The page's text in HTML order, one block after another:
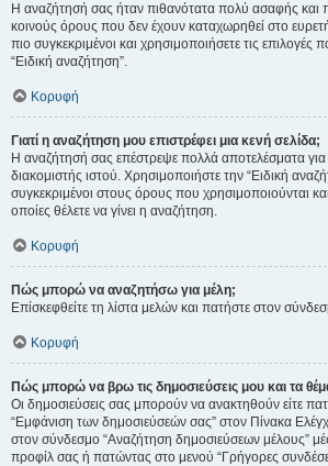
Η αναζήτησή σας ήταν πιθανότατα πολύ ασαφής και
κοινούς όρους που δεν έχουν καταχωρηθεί στο
πιο συγκεκριμένοι και χρησιμοποιήσετε τις επιλογές
“Ειδική αναζήτηση”.
Κορυφή
Γιατί η αναζήτηση μου επιστρέφει μια κενή σελίδα;
Η αναζήτησή σας επέστρεψε πολλά αποτελέσματα για
διακομιστής ιστού. Χρησιμοποιήστε την “Ειδική
συγκεκριμένοι στους όρους που χρησιμοποιούνται και
οποίες θέλετε να γίνει η αναζήτηση.
Κορυφή
Πώς μπορώ να αναζητήσω για μέλη;
Επίσκεφθείτε τη λίστα μελών και πατήστε στον
Κορυφή
Πώς μπορώ να βρω τις δημοσιεύσεις μου και τα
Οι δημοσιεύσεις σας μπορούν να ανακτηθούν είτε
“Εμφάνιση των δημοσιεύσεών σας” στον Πίνακα
στον σύνδεσμο “Αναζήτηση δημοσιεύσεων μέλους”
προφίλ σας ή πατώντας στο μενού “Γρήγορες